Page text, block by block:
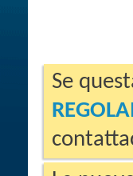
Se